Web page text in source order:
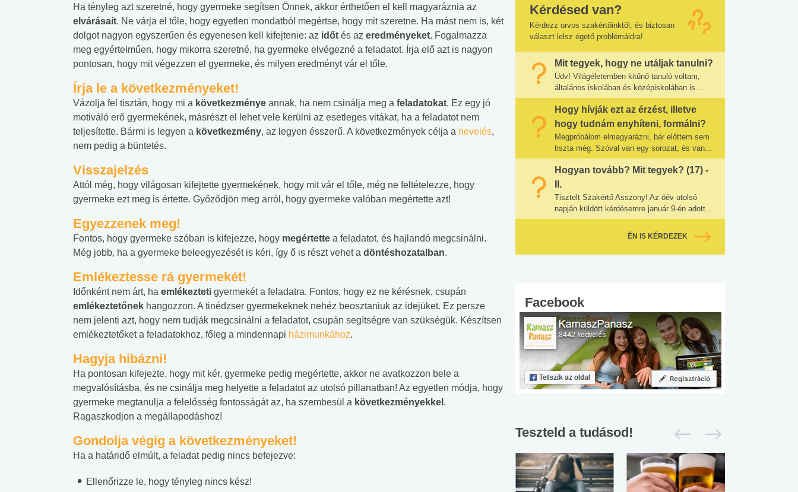
Ha tényleg azt szeretné, hogy gyermeke segítsen Önnek, akkor érthetően el kell magyaráznia az
elvárásait. Ne várja el tőle, hogy egyetlen mondatból megértse, hogy mit szeretne. Ha mást nem is, két
dolgot nagyon egyszerűen és egyenesen kell kifejtenie: az időt és az eredményeket. Fogalmazza
meg egyértelműen, hogy mikorra szeretné, ha gyermeke elvégezné a feladatot. Írja elő azt is nagyon
pontosan, hogy mit végezzen el gyermeke, és milyen eredményt vár el tőle.
Írja le a következményeket!
Vázolja fel tisztán, hogy mi a következménye annak, ha nem csinálja meg a feladatokat. Ez egy jó
motiváló erő gyermekének, másrészt el lehet vele kerülni az esetleges vitákat, ha a feladatot nem
teljesítette. Bármi is legyen a következmény, az legyen ésszerű. A következmények célja a nevelés,
nem pedig a büntetés.
Visszajelzés
Attól még, hogy világosan kifejtette gyermekének, hogy mit vár el tőle, még ne feltételezze, hogy
gyermeke ezt meg is értette. Győződjön meg arról, hogy gyermeke valóban megértette azt!
Egyezzenek meg!
Fontos, hogy gyermeke szóban is kifejezze, hogy megértette a feladatot, és hajlandó megcsinálni.
Még jobb, ha a gyermeke beleegyezését is kéri, így ő is részt vehet a döntéshozatalban.
Emlékeztesse rá gyermekét!
Időnként nem árt, ha emlékezteti gyermekét a feladatra. Fontos, hogy ez ne kérésnek, csupán
emlékeztetőnek hangozzon. A tinédzser gyermekeknek nehéz beosztaniuk az idejüket. Ez persze
nem jelenti azt, hogy nem tudják megcsinálni a feladatot, csupán segítségre van szükségük. Készítsen
emlékeztetőket a feladatokhoz, főleg a mindennapi házimunkához.
Hagyja hibázni!
Ha pontosan kifejezte, hogy mit kér, gyermeke pedig megértette, akkor ne avatkozzon bele a
megvalósításba, és ne csinálja meg helyette a feladatot az utolsó pillanatban! Az egyetlen módja, hogy
gyermeke megtanulja a felelősség fontosságát az, ha szembesül a következményekkel .
Ragaszkodjon a megállapodáshoz!
Gondolja végig a következményeket!
Ha a határidő elmúlt, a feladat pedig nincs befejezve:
Ellenőrizze le, hogy tényleg nincs kész!
Kérdésed van?
Kérdezz orvos szakértőinktől, és biztosan
választ lelsz égető problémáidra!
Mit tegyek, hogy ne utáljak tanulni?
Üdv! Világéletemben kitűnő tanuló voltam,
általános iskolában és középiskolában is....
Hogy hívják ezt az érzést, illetve
hogy tudnám enyhíteni, formálni?
Megpróbálom elmagyarázni, bár előttem sem
tiszta még. Szóval van egy sorozat, és van...
Hogyan tovább? Mit tegyek? (17) -
II.
Tisztelt Szakértő Asszony! Az óév utolsó
napján küldött kérdésemre január 9-én adott...
ÉN IS KÉRDEZEK
Facebook
Teszteld a tudásod!